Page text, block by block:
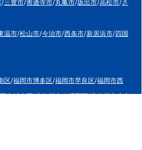
/三豊市/善通寺市/丸亀市/坂出市/高松市/さ
温市/松山市/今治市/西条市/新居浜市/四国
区/福岡市博多区/福岡市早良区/福岡市西
市城南区/北九州市八幡西区/北九州市小倉